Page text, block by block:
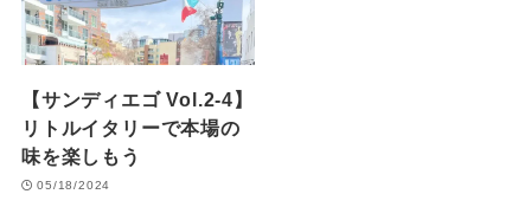
【サンディエゴ Vol.2-4】
リトルイタリーで本場の
味を楽しもう
05/18/2024